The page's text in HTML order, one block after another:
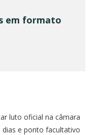
em formato
luto oficial na câmara
dias e ponto facultativo